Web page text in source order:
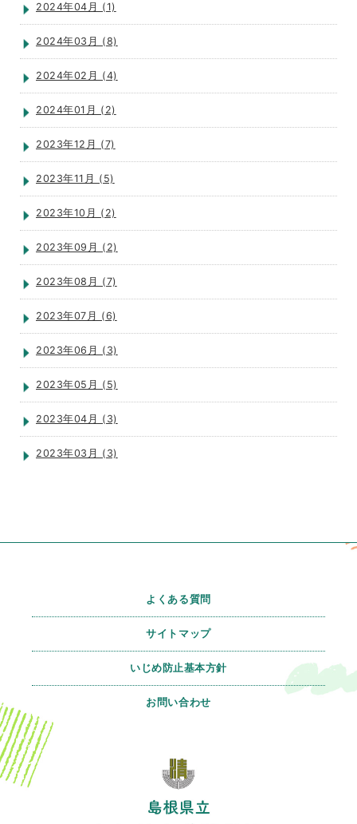
2024年04月 (1)
2024年03月 (8)
2024年02月 (4)
2024年01月 (2)
2023年12月 (7)
2023年11月 (5)
2023年10月 (2)
2023年09月 (2)
2023年08月 (7)
2023年07月 (6)
2023年06月 (3)
2023年05月 (5)
2023年04月 (3)
2023年03月 (3)
よくある質問
サイトマップ
いじめ防止基本方針
お問い合わせ